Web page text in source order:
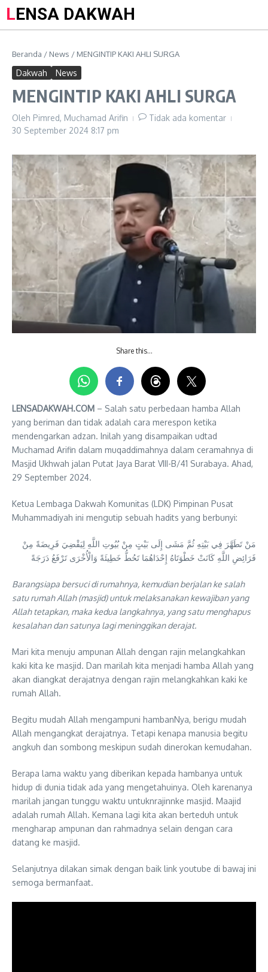
LENSA DAKWAH
Beranda / News / MENGINTIP KAKI AHLI SURGA
Dakwah News
MENGINTIP KAKI AHLI SURGA
Oleh Pimred, Muchamad Arifin
Tidak ada komentar
30 September 2024 8:17 pm
Share this…
LENSADAKWAH.COM – Salah satu perbedaan hamba Allah
yang beriman dan tidak adalah cara merespon ketika
mendengarkan adzan. Inilah yang disampaikan udtad
Muchamad Arifin dalam muqaddimahnya dalam ceramahnya di
Masjid Ukhwah jalan Putat Jaya Barat VIII-B/41 Surabaya. Ahad,
29 September 2024.
Ketua Lembaga Dakwah Komunitas (LDK) Pimpinan Pusat
Muhammadiyah ini mengutip sebuah hadits yang berbunyi:
مَنْ تَطَهَّرَ فِي بَيْتِهِ ثُمَّ مَشَى إِلَى بَيْتٍ مِنْ بُيُوتِ اللَّهِ لِيَقْضِيَ فَرِيضَةً مِنْ
فَرَائِضِ اللَّهِ كَانَتْ خَطْوَتَاهُ إِحْدَاهُمَا تَحُطُّ خَطِيئَةً وَالْأُخْرَى تَرْفَعُ دَرَجَةً
Barangsiapa bersuci di rumahnya, kemudian berjalan ke salah
satu rumah Allah (masjid) untuk melaksanakan kewajiban yang
Allah tetapkan, maka kedua langkahnya, yang satu menghapus
kesalahan dan satunya lagi meninggikan derajat.
Mari kita menuju ampunan Allah dengan rajin melangkahkan
kaki kita ke masjid. Dan marilah kita menjadi hamba Allah yang
akan diangkat derajatnya dengan rajin melangkahkan kaki ke
rumah Allah.
Begitu mudah Allah mengampuni hambanNya, berigu mudah
Allah mengangkat derajatnya. Tetapi kenapa manusia begitu
angkuh dan sombong meskipun sudah dinerokan kemudahan.
Berapa lama waktu yang diberikan kepada hambanya untuk
hidup di dunia tidak ada yang mengetahuinya. Oleh karenanya
marilah jangan tunggu waktu untuknrajinnke masjid. Maajid
adalah rumah Allah. Kemana lagi kita akan berteduh untuk
mengharap ampunan dan rahmadnya selain dengan cara
datang ke masjid.
Selanjutnya dilakan simak dengan baik link youtube di bawaj ini
semoga bermanfaat.